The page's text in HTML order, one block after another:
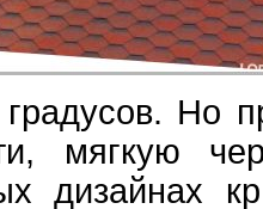
градусов. Но
мягкую
дизайнах